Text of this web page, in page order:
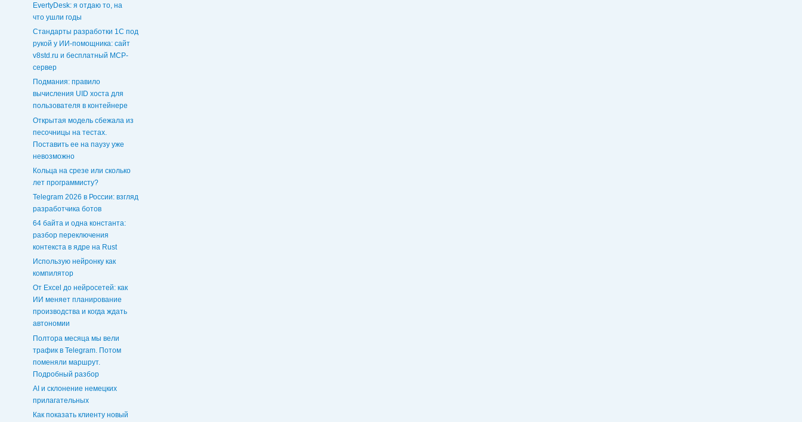
EvertyDesk: я отдаю то, на
что ушли годы
Стандарты разработки 1С под
рукой у ИИ-помощника: сайт
v8std.ru и бесплатный MCP-
сервер
Подмания: правило
вычисления UID хоста для
пользователя в контейнере
Открытая модель сбежала из
песочницы на тестах.
Поставить ее на паузу уже
невозможно
Кольца на срезе или сколько
лет программисту?
Telegram 2026 в России: взгляд
разработчика ботов
64 байта и одна константа:
разбор переключения
контекста в ядре на Rust
Использую нейронку как
компилятор
От Excel до нейросетей: как
ИИ меняет планирование
производства и когда ждать
автономии
Полтора месяца мы вели
трафик в Telegram. Потом
поменяли маршрут.
Подробный разбор
AI и склонение немецких
прилагательных
Как показать клиенту новый